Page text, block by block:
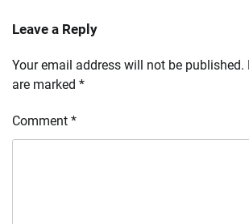
Leave a Reply
Your email address will not be published.
are marked *
Comment *